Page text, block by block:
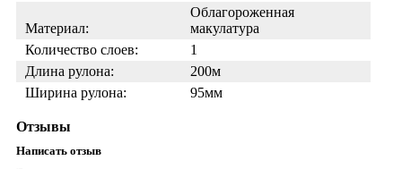
Материал:
Облагороженная
макулатура
Количество слоев:
1
Длина рулона:
200м
Ширина рулона:
95мм
Отзывы
Написать отзыв